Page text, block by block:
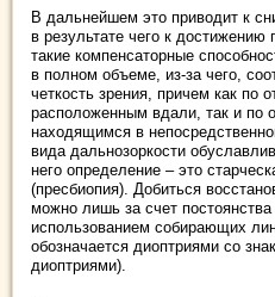
В дальнейшем это приводит к
в результате чего к достижению
такие компенсаторные
в полном объеме, из-за чего,
четкость зрения, причем как по
расположенным вдали, так и по
находящимся в
вида дальнозоркости
него определение – это
(пресбиопия). Добиться
можно лишь за счет
использованием собирающих
обозначается диоптриями со
диоптриями).